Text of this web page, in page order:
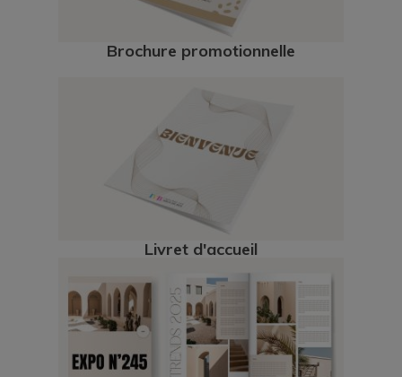
Brochure promotionnelle
Livret d'accueil